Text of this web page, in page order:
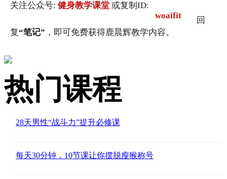
关注公众号: 健身教学课堂 或复制ID:
woaifit
回
复“笔记” ，即可免费获得鹿晨辉教学内容。
热门课程
28天男性“战斗力”提升必修课
每天30分钟，10节课让你摆脱瘦猴称号